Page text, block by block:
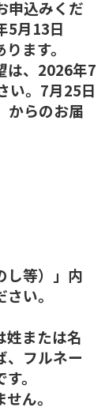
申込みくだ
5月13日
ます。
は、2026年7
い。7月25日
からのお届
し等）」内
い。
または名
、フルネー
。
ん。